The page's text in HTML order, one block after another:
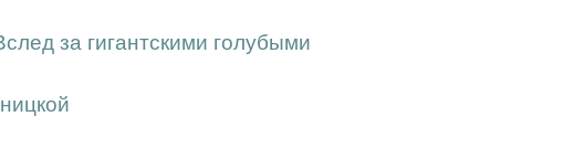
за гигантскими голубыми